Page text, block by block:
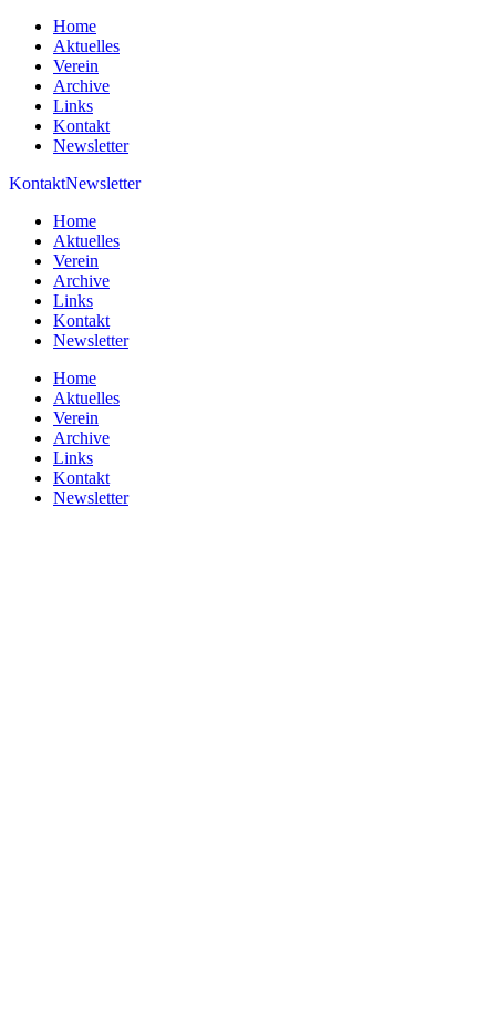
Home
Aktuelles
Verein
Archive
Links
Kontakt
Newsletter
KontaktNewsletter
Home
Aktuelles
Verein
Archive
Links
Kontakt
Newsletter
Home
Aktuelles
Verein
Archive
Links
Kontakt
Newsletter